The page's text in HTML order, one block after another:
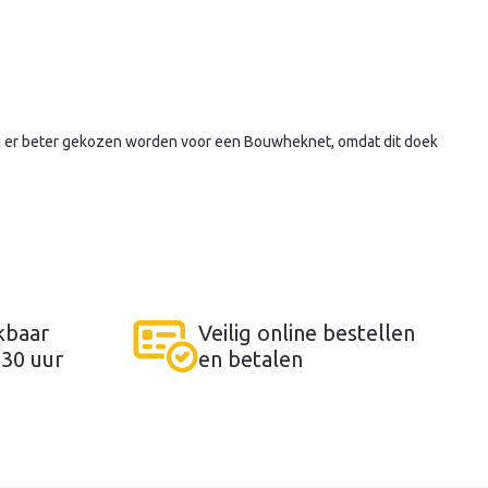
beter gekozen worden voor een Bouwheknet, omdat dit doek
uur
Veilig online bestellen
en betalen